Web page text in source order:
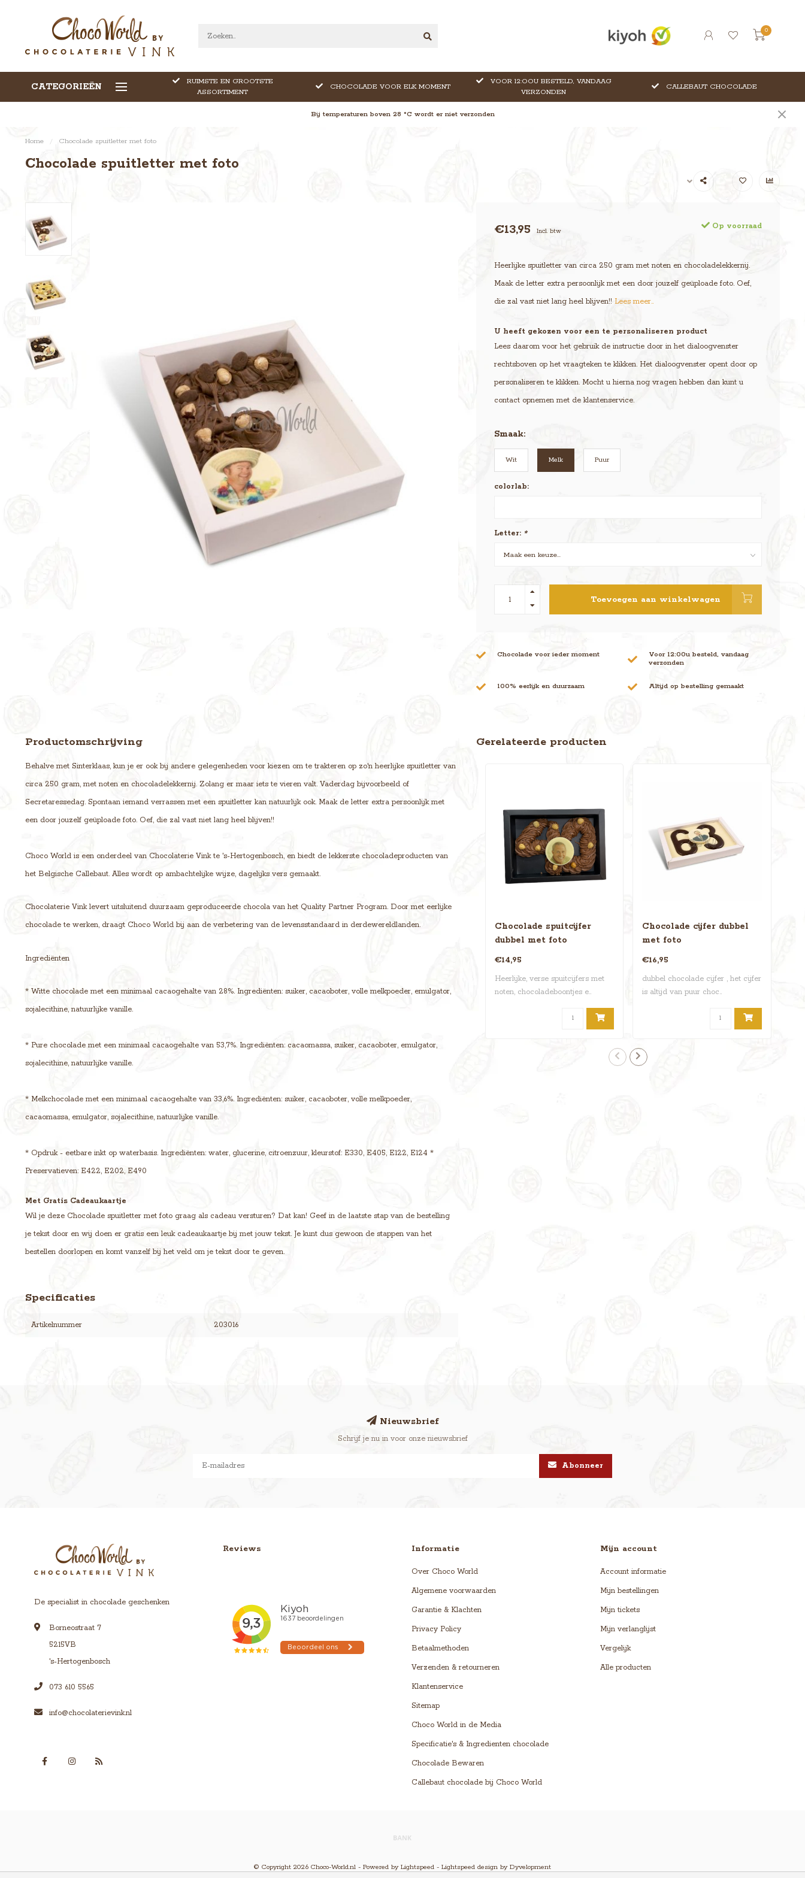
0
CATEGORIEËN
CALLEBAUT CHOCOLADE
RUIMSTE EN GROOTSTE
ASSORTIMENT
CHOCOLADE VOOR ELK MOMENT
VOOR 12:OOU BESTELD, VANDAAG
VERZONDEN
CALLEBAUT CHOCOLADE
Bij temperaturen boven 28 °C wordt er niet verzonden
Home / Chocolade spuitletter met foto
Chocolade spuitletter met foto
€13,95 Incl. btw
Op voorraad
Heerlijke spuitletter van circa 250 gram met noten en chocoladelekkernij.
Maak de letter extra persoonlijk met een door jouzelf geüploade foto. Oef,
die zal vast niet lang heel blijven!! Lees meer..
U heeft gekozen voor een te personaliseren product
Lees daarom voor het gebruik de instructie door in het dialoogvenster
rechtsboven op het vraagteken te klikken. Het dialoogvenster opent door op
personaliseren te klikken. Mocht u hierna nog vragen hebben dan kunt u
contact opnemen met de klantenservice.
Smaak:
Wit Melk Puur
colorlab:
Letter: *
Toevoegen aan winkelwagen
Chocolade voor ieder moment
Voor 12:00u besteld, vandaag
verzonden
100% eerlijk en duurzaam Altijd op bestelling gemaakt
Productomschrijving
Behalve met Sinterklaas, kun je er ook bij andere gelegenheden voor kiezen om te trakteren op zo'n heerlijke spuitletter van
circa 250 gram, met noten en chocoladelekkernij. Zolang er maar iets te vieren valt. Vaderdag bijvoorbeeld of
Secretaressedag. Spontaan iemand verrassen met een spuitletter kan natuurlijk ook. Maak de letter extra persoonlijk met
een door jouzelf geüploade foto. Oef, die zal vast niet lang heel blijven!!
Choco World is een onderdeel van Chocolaterie Vink te 's-Hertogenbosch, en biedt de lekkerste chocoladeproducten van
het Belgische Callebaut. Alles wordt op ambachtelijke wijze, dagelijks vers gemaakt.
Chocolaterie Vink levert uitsluitend duurzaam geproduceerde chocola van het Quality Partner Program. Door met eerlijke
chocolade te werken, draagt Choco World bij aan de verbetering van de levensstandaard in derdewereldlanden.
Ingrediënten
* Witte chocolade met een minimaal cacaogehalte van 28%. Ingrediënten: suiker, cacaoboter, volle melkpoeder, emulgator,
sojalecithine, natuurlijke vanille.
* Pure chocolade met een minimaal cacaogehalte van 53,7%. Ingrediënten: cacaomassa, suiker, cacaoboter, emulgator,
sojalecithine, natuurlijke vanille.
* Melkchocolade met een minimaal cacaogehalte van 33,6%. Ingrediënten: suiker, cacaoboter, volle melkpoeder,
cacaomassa, emulgator, sojalecithine, natuurlijke vanille.
* Opdruk - eetbare inkt op waterbasis. Ingrediënten: water, glucerine, citroenzuur, kleurstof: E330, E405, E122, E124 *
Preservatieven: E422, E202, E490
Met Gratis Cadeaukaartje
Wil je deze Chocolade spuitletter met foto graag als cadeau versturen? Dat kan! Geef in de laatste stap van de bestelling
je tekst door en wij doen er gratis een leuk cadeaukaartje bij met jouw tekst. Je kunt dus gewoon de stappen van het
bestellen doorlopen en komt vanzelf bij het veld om je tekst door te geven.
Specificaties
Artikelnummer 203016
Gerelateerde producten
Chocolade spuitcijfer
dubbel met foto
€14,95
Heerlijke, verse spuitcijfers met
noten, chocoladeboontjes e..
Chocolade cijfer dubbel
met foto
€16,95
dubbel chocolade cijfer , het cijfer
is altijd van puur choc..
Nieuwsbrief
Schrijf je nu in voor onze nieuwsbrief
Abonneer
De specialist in chocolade geschenken
Borneostraat 7
5215VB
's-Hertogenbosch
073 610 5565
info@chocolaterievink.nl
Reviews Informatie
Over Choco World
Algemene voorwaarden
Garantie & Klachten
Privacy Policy
Betaalmethoden
Verzenden & retourneren
Klantenservice
Sitemap
Choco World in de Media
Specificatie's & Ingredienten chocolade
Chocolade Bewaren
Callebaut chocolade bij Choco World
Mijn account
Account informatie
Mijn bestellingen
Mijn tickets
Mijn verlanglijst
Vergelijk
Alle producten
© Copyright 2026 Choco-World.nl - Powered by Lightspeed - Lightspeed design by Dyvelopment